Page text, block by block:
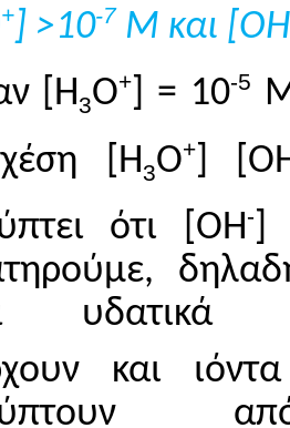
+] >10-7 Μ και [ΟΗ
[Η3Ο+ ] = 10-5
[Η3Ο+]
ότι [ΟΗ-
υδατικά
και